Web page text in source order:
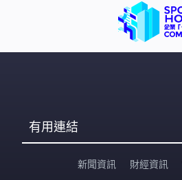
有用連結
新聞資訊 財經資訊